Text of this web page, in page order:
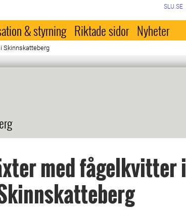
SLU.SE
& styrning Riktade sidor Nyheter
Skinnskatteberg
med fågelkvitter i